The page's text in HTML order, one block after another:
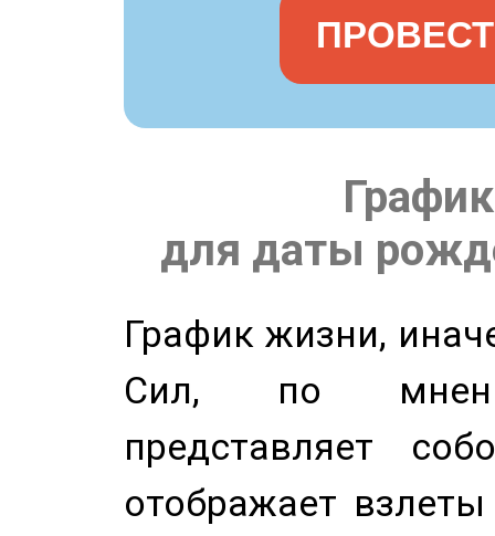
для даты
График жизни,
Сил, по
представляет
отображает